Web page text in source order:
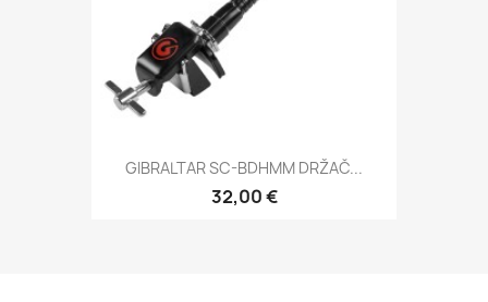
GIBRALTAR SC-BDHMM DRŽAČ...
32,00 €